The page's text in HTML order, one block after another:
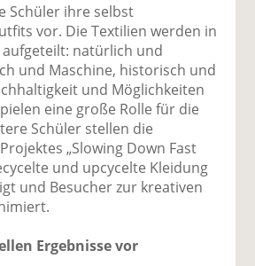
il
e
n
n e
Schüler ihre selbst
vor. Die Textilien werden in
natürlich und
und Maschine, historisch und
und Möglichkeiten
eine große Rolle für die
Schüler stellen die
„Slowing Down Fast
und upcycelte Kleidung
und Besucher zur kreativen
Ergebnisse vor